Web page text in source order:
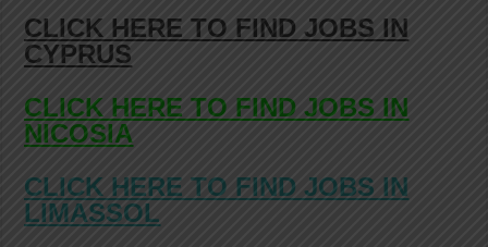
CLICK HERE TO FIND JOBS IN
CYPRUS
CLICK HERE TO FIND JOBS IN
NICOSIA
CLICK HERE TO FIND JOBS IN
LIMASSOL